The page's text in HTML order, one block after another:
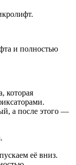
и полностью
которая
а после этого —
её вниз.